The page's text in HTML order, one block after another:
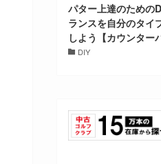
パター上達のための
ランスを自分のタイ
しよう【カウンター
DIY